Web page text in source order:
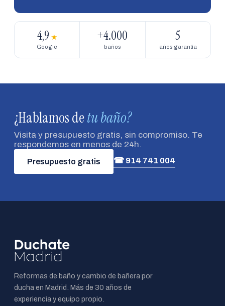
4,9 ★
Google
+4.000
baños
5
años garantía
¿Hablamos detu baño?
Visita y presupuesto gratis, sin compromiso. Te
respondemos en menos de 24h.
Presupuesto gratis ☎ 914 741 004
Reformas de baño y cambio de bañera por
ducha en Madrid. Más de 30 años de
experiencia y equipo propio.